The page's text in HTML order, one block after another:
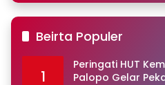
Beirta Populer
1
Peringati HUT
Palopo Gelar